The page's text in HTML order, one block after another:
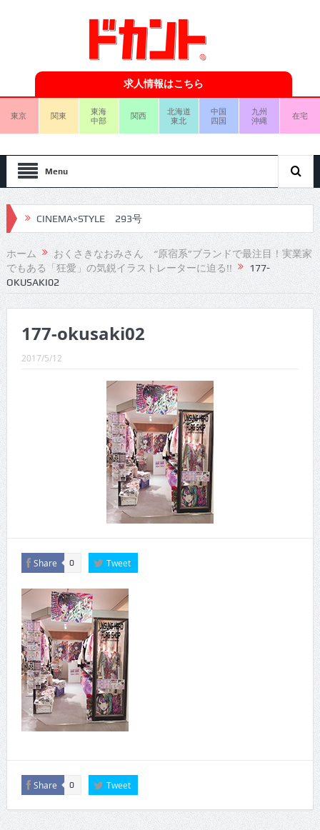
求人情報はこちら
東京 関東
東海
中部
関西
北海道
東北
中国
四国
九州
沖縄
在宅
Menu
CINEMA×STYLE 293号
CINEMA×STYLE 292号
CINEMA×STYLE 291号
CINEMA×STYLE 290号
CINEMA×STYLE 289号
CINEMA×STYLE 288号
CINEMA×STYLE 287号
CINEMA×STYLE 286号
CINEMA×STYLE 285号
CINEMA×STYLE 294号
ホーム
おくさきなおみさん “原宿系”ブランドで最注目！実業家
でもある「狂愛」の気鋭イラストレーターに迫る!!
177-
OKUSAKI02
177-okusaki02
2017/5/12
Share 0 Tweet
Share 0 Tweet